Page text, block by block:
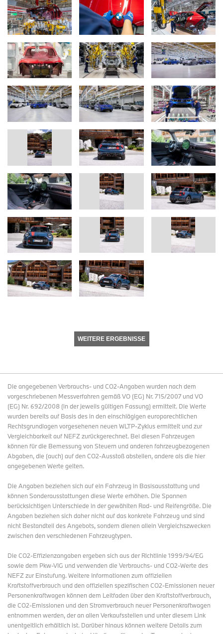
WEITERE ERGEBNISSE
Die angegebenen Verbrauchs- und CO2-Angaben wurden nach dem
vorgeschriebenen Messverfahren gemäß VO (EG) Nr. 715/2007 und VO
(EG) Nr. 692/2008 (in der jeweils gültigen Fassung) ermittelt. Die Werte
wurden bereits auf Basis des in den einschlägigen europarechtlichen
Rechtsgrundlagen vorgesehenen neuen WLTP-Zyklus ermittelt und zur
Vergleichbarkeit auf NEFZ zurückgerechnet. Bei diesen Fahrzeugen
können für die Bemessung von Steuern und anderen fahrzeugbezogenen
Abgaben, die (auch) auf den CO2-Ausstoß abstellen, andere als die hier
angegebenen Werte gelten.
Die Angaben beziehen sich auf ein Fahrzeug in Basisausstattung und
können Sonderausstattungen diese Werte erhöhen. Die Spannen
berücksichtigen Unterschiede in der gewählten Rad- und Reifengröße. Die
Angaben beziehen sich daher nicht auf das konkrete Fahrzeug und sind
nicht Bestandteil des Angebots, sondern dienen allein Vergleichszwecken
zwischen den verschiedenen Fahrzeugtypen.
Die CO2-Effizienzangaben ergeben sich aus der Richtlinie 1999/94/EG
sowie dem Pkw-VIG und verwenden die Verbrauchs- und CO2-Werte des
NEFZ zur Einstufung. Weitere Informationen zum offiziellen
Kraftstoffverbrauch und den offiziellen spezifischen CO2-Emissionen neuer
Personenkraftwagen können dem Leitfaden über den Kraftstoffverbrauch,
die CO2-Emissionen und den Stromverbrauch neuer Personenkraftwagen
entnommen werden, der an allen Verkaufsstellen und unter diesem Link
unentgeltlich erhältlich ist. Darüber hinaus können weitere Details zum